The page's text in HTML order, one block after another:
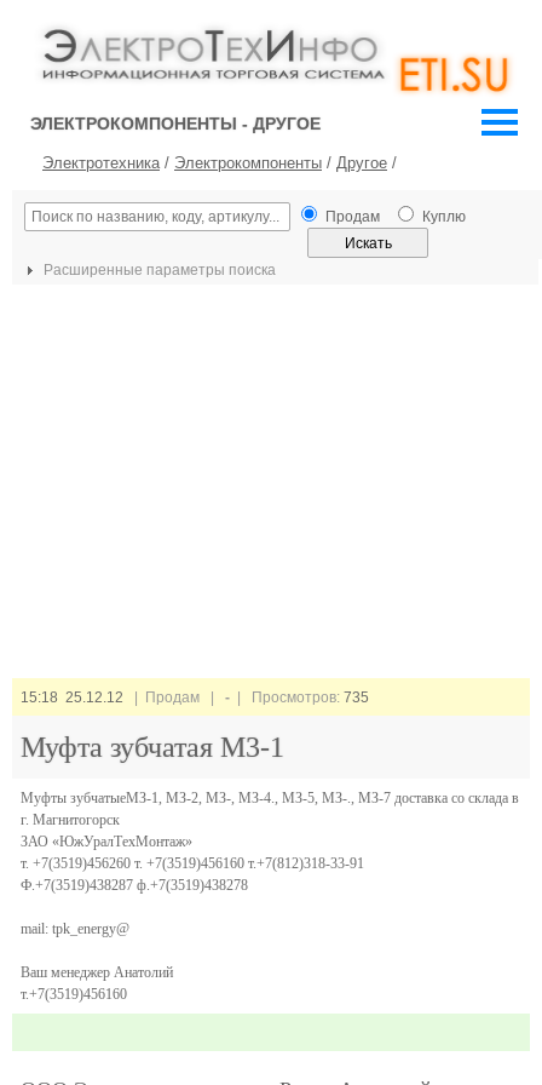
ЭЛЕКТРОКОМПОНЕНТЫ - ДРУГОЕ
Электротехника/ Электрокомпоненты / Другое /
Продам Куплю
Расширенные параметры поиска
15:18 25.12.12 | Продам | - | Просмотров: 735
Муфта зубчатая М3-1
Муфты зубчатыеМЗ-1, МЗ-2, МЗ-, МЗ-4., МЗ-5, МЗ-., МЗ-7 доставка со склада в
г. Магнитогорск
ЗАО «ЮжУралТехМонтаж»
т. +7(3519)456260 т. +7(3519)456160 т.+7(812)318-33-91
Ф.+7(3519)438287 ф.+7(3519)438278
mail: tpk_energy@
Ваш менеджер Анатолий
т.+7(3519)456160